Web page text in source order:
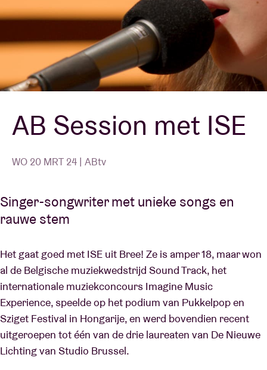
AB ❤ you
Zaalhuur
BRDCST
ABtv
Concertcheque
Contact
AB Session met ISE
WO 20 MRT 24 | ABtv
Singer-songwriter met unieke songs en
rauwe stem
Het gaat goed met ISE uit Bree! Ze is amper 18, maar won
al de Belgische muziekwedstrijd Sound Track, het
internationale muziekconcours Imagine Music
Experience, speelde op het podium van Pukkelpop en
Sziget Festival in Hongarije, en werd bovendien recent
uitgeroepen tot één van de drie laureaten van De Nieuwe
Lichting van Studio Brussel.